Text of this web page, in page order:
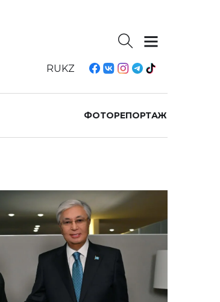
RUKZ
ФОТОРЕПОРТАЖ